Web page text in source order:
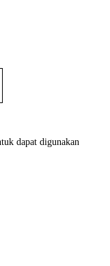
dapat digunakan